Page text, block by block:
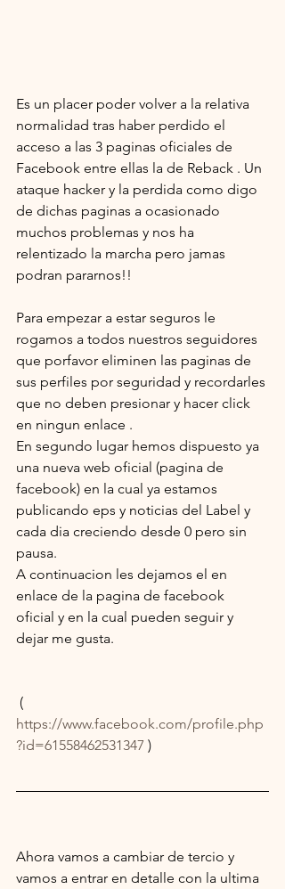
Es un placer poder volver a la relativa
normalidad tras haber perdido el
acceso a las 3 paginas oficiales de
Facebook entre ellas la de Reback . Un
ataque hacker y la perdida como digo
de dichas paginas a ocasionado
muchos problemas y nos ha
relentizado la marcha pero jamas
podran pararnos!!
Para empezar a estar seguros le
rogamos a todos nuestros seguidores
que porfavor eliminen las paginas de
sus perfiles por seguridad y recordarles
que no deben presionar y hacer click
en ningun enlace .
En segundo lugar hemos dispuesto ya
una nueva web oficial (pagina de
facebook) en la cual ya estamos
publicando eps y noticias del Label y
cada dia creciendo desde 0 pero sin
pausa.
A continuacion les dejamos el en
enlace de la pagina de facebook
oficial y en la cual pueden seguir y
dejar me gusta.
(
https://www.facebook.com/profile.php
?id=61558462531347 )
Ahora vamos a cambiar de tercio y
vamos a entrar en detalle con la ultima